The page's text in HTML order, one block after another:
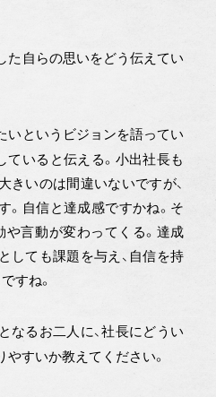
自らの思いをどう伝えてい
というビジョンを語ってい
ていると伝える。小出社長も
きいのは間違いないですが、
。自信と達成感ですかね。そ
や言動が変わってくる。達成
しても課題を与え、自信を持
すね。
なるお二人に、社長にどうい
すいか教えてください。